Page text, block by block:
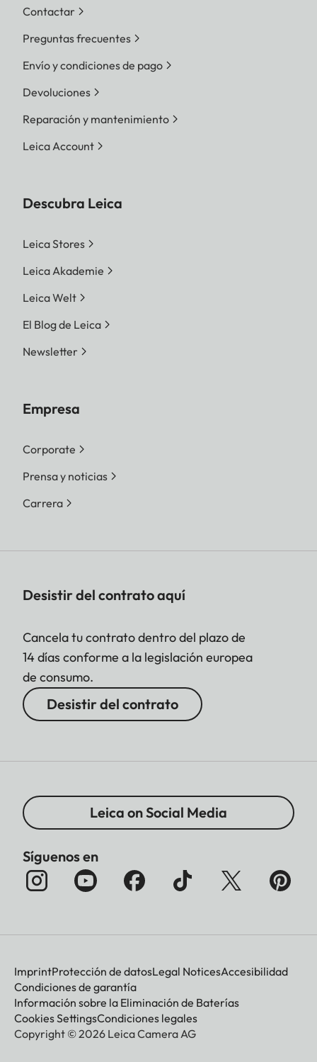
Contactar
Preguntas frecuentes
Envío y condiciones de pago
Devoluciones
Reparación y mantenimiento
Leica Account
Descubra Leica
Leica Stores
Leica Akademie
Leica Welt
El Blog de Leica
Newsletter
Empresa
Corporate
Prensa y noticias
Carrera
Desistir del contrato aquí
Cancela tu contrato dentro del plazo de
14 días conforme a la legislación europea
de consumo.
Desistir del contrato
Leica on Social Media
Síguenos en
ImprintProtección de datosLegal NoticesAccesibilidad
Condiciones de garantía
Información sobre la Eliminación de Baterías
Cookies SettingsCondiciones legales
Copyright © 2026 Leica Camera AG